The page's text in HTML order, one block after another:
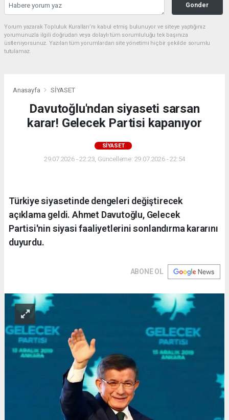
Gonder
Yorum yazarak Topluluk Kuralları’nı kabul etmiş bulunuyor ve siteye yaptığınız
yorumunuzla ilgili doğrudan veya dolaylı tüm sorumluluğu tek başınıza
üstleniyorsunuz. Yazılan tüm yorumlardan site yönetimi hiçbir şekilde sorumlu
tutulamaz.
Anasayfa SİYASET
Davutoğlu'ndan siyaseti sarsan
karar! Gelecek Partisi kapanıyor
SİYASET
29.07.2026 - 22:23, Güncelleme: 29.07.2026 - 22:54
Türkiye siyasetinde dengeleri değiştirecek
açıklama geldi. Ahmet Davutoğlu, Gelecek
Partisi'nin siyasi faaliyetlerini sonlandırma kararını
duyurdu.
ABONE OL